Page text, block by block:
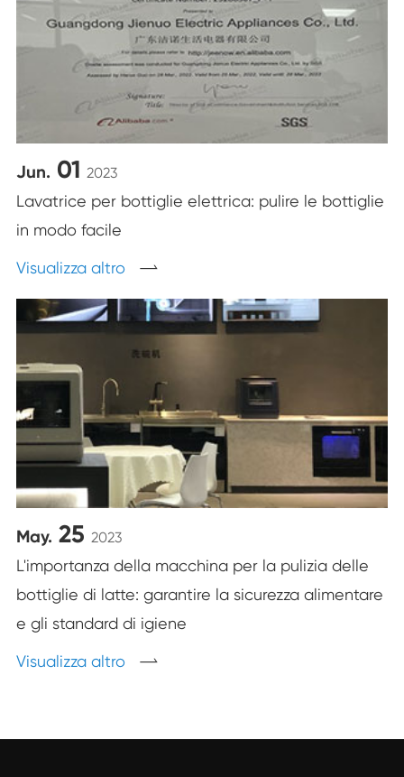
Jun. 01 2023
Lavatrice per bottiglie elettrica: pulire le bottiglie
in modo facile
Visualizza altro

May. 25 2023
L'importanza della macchina per la pulizia delle
bottiglie di latte: garantire la sicurezza alimentare
e gli standard di igiene
Visualizza altro
